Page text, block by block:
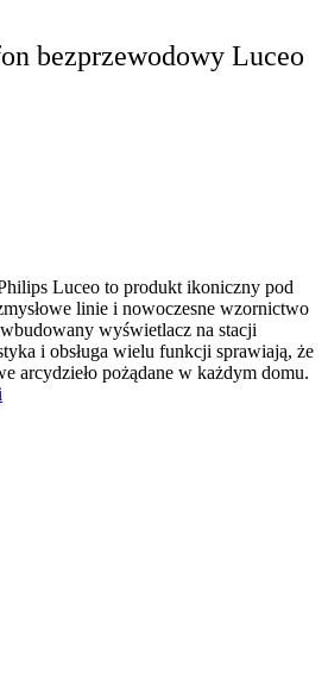
bezprzewodowy Luceo
Luceo to produkt ikoniczny pod
linie i nowoczesne wzornictwo
wyświetlacz na stacji
i obsługa wielu funkcji sprawiają, że
arcydzieło pożądane w każdym domu.